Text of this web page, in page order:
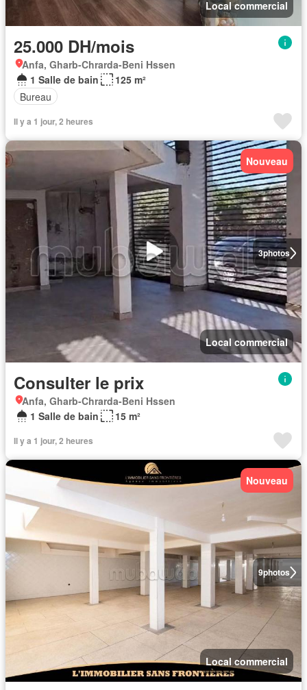
Local commercial
25.000 DH/mois
Anfa, Gharb-Chrarda-Beni Hssen
1 Salle de bain
125 m²
Bureau
Il y a 1 jour, 2 heures
3photos
Nouveau
Local commercial
Consulter le prix
Anfa, Gharb-Chrarda-Beni Hssen
1 Salle de bain
15 m²
Il y a 1 jour, 2 heures
9photos
Nouveau
Local commercial